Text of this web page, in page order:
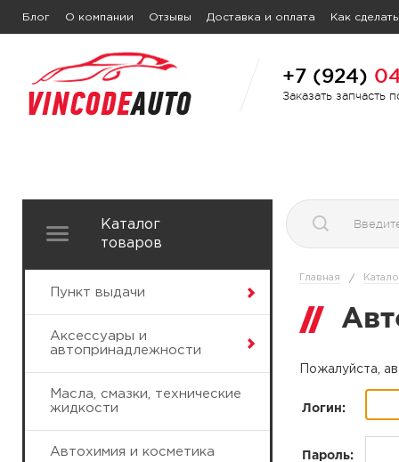
Блог О компании Отзывы Доставка и оплата Как
+7 (924)
Заказать запчасть
Каталог
товаров
Пункт выдачи
Аксессуары и
автопринадлежности
Масла, смазки, технические
жидкости
Автохимия и косметика
Главная /
Пожалуйста,
Логин:
Пароль: